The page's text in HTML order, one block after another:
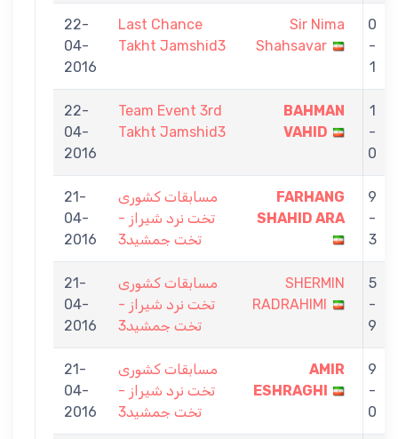
22-
04-
2016
Last Chance
Takht Jamshid3
Sir Nima
Shahsavar
0
-
1
22-
04-
2016
Team Event 3rd
Takht Jamshid3
BAHMAN
VAHID
1
-
0
21-
04-
2016
مسابقات کشوری
تخت نرد شیراز -
تخت جمشید3
FARHANG
SHAHID ARA
9
-
3
21-
04-
2016
مسابقات کشوری
تخت نرد شیراز -
تخت جمشید3
SHERMIN
RADRAHIMI
5
-
9
21-
04-
2016
مسابقات کشوری
تخت نرد شیراز -
تخت جمشید3
AMIR
ESHRAGHI
9
-
0